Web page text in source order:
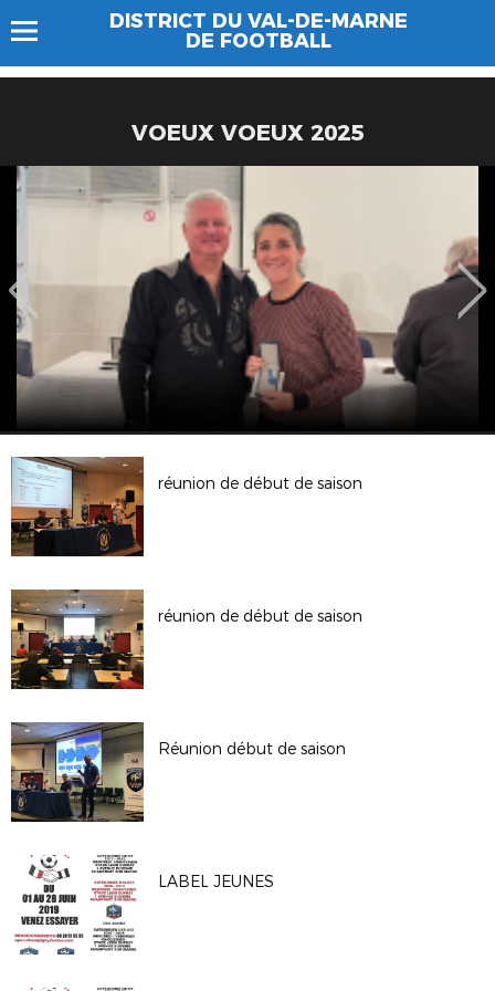
DISTRICT DU VAL-DE-MARNE
DE FOOTBALL
VOEUX VOEUX 2025
réunion de début de saison
réunion de début de saison
Réunion début de saison
LABEL JEUNES